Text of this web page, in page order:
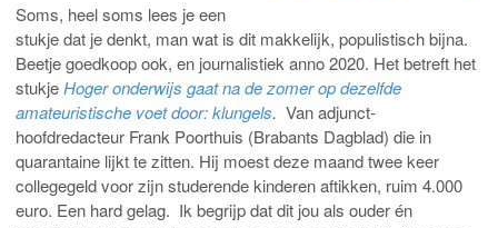
Soms, heel soms lees je een
stukje dat je denkt, man wat is dit makkelijk, populistisch bijna.
Beetje goedkoop ook, en journalistiek anno 2020. Het betreft het
stukjeHoger onderwijs gaat na de zomer op dezelfde
amateuristische voet door: klungels. Van adjunct-
hoofdredacteur Frank Poorthuis (Brabants Dagblad) die in
quarantaine lijkt te zitten. Hij moest deze maand twee keer
collegegeld voor zijn studerende kinderen aftikken, ruim 4.000
euro. Een hard gelag. Ik begrijp dat dit jou als ouder én